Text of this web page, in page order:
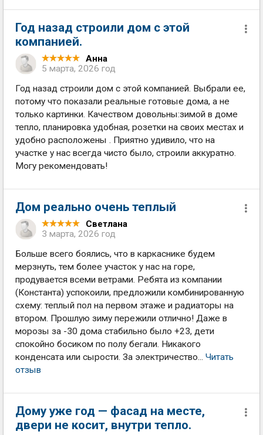
Год назад строили дом с этой
компанией.
Анна
5 марта, 2026 год
Год назад строили дом с этой компанией. Выбрали ее,
потому что показали реальные готовые дома, а не
только картинки. Качеством довольны:зимой в доме
тепло, планировка удобная, розетки на своих местах и
удобно расположены . Приятно удивило, что на
участке у нас всегда чисто было, строили аккуратно.
Могу рекомендовать!
Дом реально очень теплый
Светлана
3 марта, 2026 год
Больше всего боялись, что в каркаснике будем
мерзнуть, тем более участок у нас на горе,
продувается всеми ветрами. Ребята из компании
(Константа) успокоили, предложили комбинированную
схему: теплый пол на первом этаже и радиаторы на
втором. Прошлую зиму пережили отлично! Даже в
морозы за -30 дома стабильно было +23, дети
спокойно босиком по полу бегали. Никакого
конденсата или сырости. За электричество... Читать
отзыв
Дому уже год — фасад на месте,
двери не косит, внутри тепло.